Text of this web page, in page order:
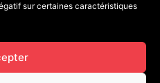
sur certaines caractéristiques
| 13 quai de Strasbourg